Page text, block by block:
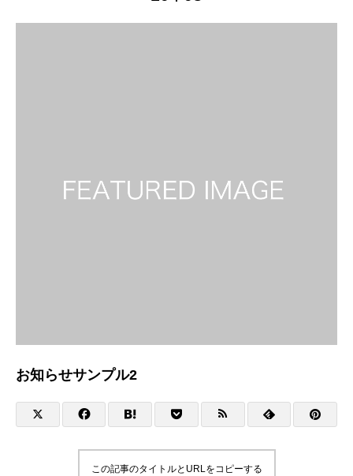
お知らせサンプル2
この記事のタイトルとURLをコピーする